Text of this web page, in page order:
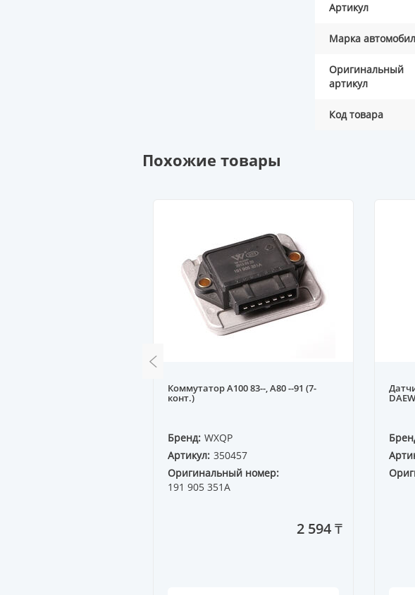
Артикул
Марка
Оригинальный
артикул
Код товара
Похожие товары
Коммутатор A100 83--, A80 --91 (7-
конт.)
Бренд: WXQP
Артикул: 350457
Оригинальный номер:
191 905 351A
2 594 ₸